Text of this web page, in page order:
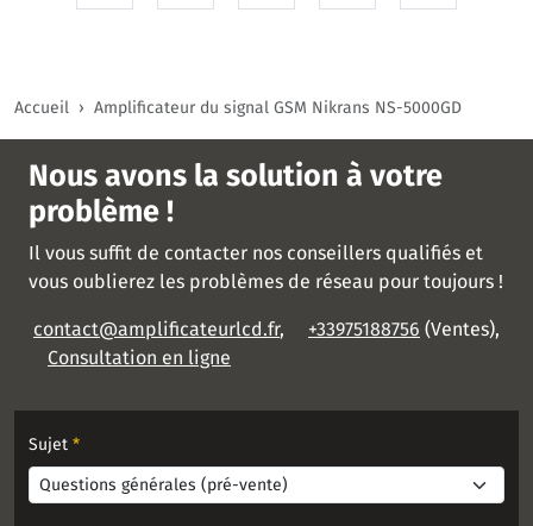
Accueil Amplificateur du signal GSM Nikrans NS-5000GD
Nous avons la solution à votre
problème !
Il vous suffit de contacter nos conseillers qualifiés et
vous oublierez les problèmes de réseau pour toujours !
contact@amplificateurlcd.fr, +33975188756 (Ventes),
Consultation en ligne
Sujet *